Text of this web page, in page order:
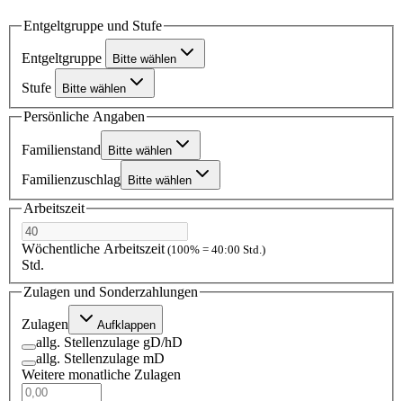
Entgeltgruppe und Stufe
Entgeltgruppe Bitte wählen
Stufe Bitte wählen
Persönliche Angaben
Familienstand Bitte wählen
Familienzuschlag Bitte wählen
Arbeitszeit
Wöchentliche Arbeitszeit (100% = 40:00 Std.)
Std.
Zulagen und Sonderzahlungen
Zulagen Aufklappen
allg. Stellenzulage gD/hD
allg. Stellenzulage mD
Weitere monatliche Zulagen